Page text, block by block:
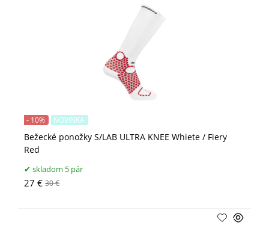
Bežecké ponožky S/LAB ULTRA KNEE Whiete / Fiery
Red
- 10% NOVINKA
skladom 5 pár
27 € 30 €